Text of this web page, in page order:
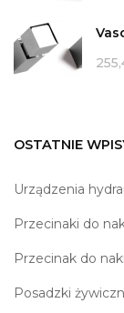
OSTATNIE
Urządzenia
Przecinaki do
Przecinak do
Posadzki